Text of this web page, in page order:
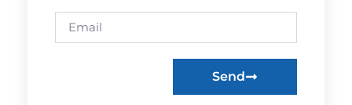
Send